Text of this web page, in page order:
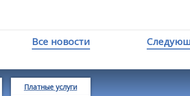
Все новости
Платные услуги